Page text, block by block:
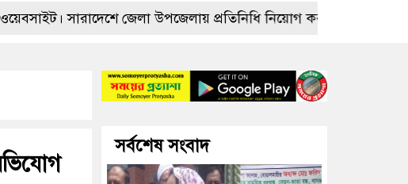
সারাদেশে জেলা উপজেলায় প্রতিনিধি নিয়োগ করা হবে। আগ্রহীদের
সর্বশেষ সংবাদ